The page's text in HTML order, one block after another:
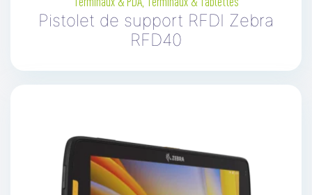
Pistolet de support RFDI Zebra
RFD40